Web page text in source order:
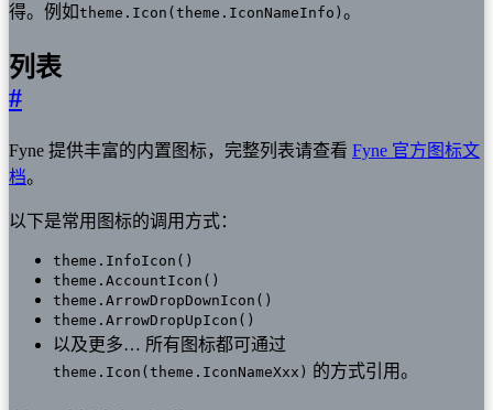
得。例如theme.Icon(theme.IconNameInfo) 。
列表
#
Fyne 提供丰富的内置图标，完整列表请查看 Fyne 官方图标文
档。
以下是常用图标的调用方式：
theme.InfoIcon()
theme.AccountIcon()
theme.ArrowDropDownIcon()
theme.ArrowDropUpIcon()
以及更多… 所有图标都可通过
theme.Icon(theme.IconNameXxx) 的方式引用。